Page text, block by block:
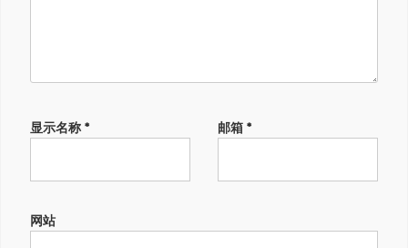
显示名称 * 邮箱 *
网站